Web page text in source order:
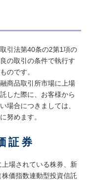
引法第40条の2第1項の
の取引の条件で執行す
のです。
商品取引所市場に上場
した際に、お客様から
場合につきましては、
努めます。
証券
場されている株券、新
価指数連動型投資信託